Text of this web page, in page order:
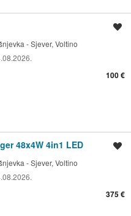
- Sjever, Voltino
100 €
48x4W 4in1 LED
- Sjever, Voltino
375 €